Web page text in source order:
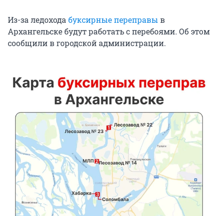
Из-за ледоходабуксирные переправы в
Архангельске будут работать с перебоями. Об этом
сообщили в городской администрации.